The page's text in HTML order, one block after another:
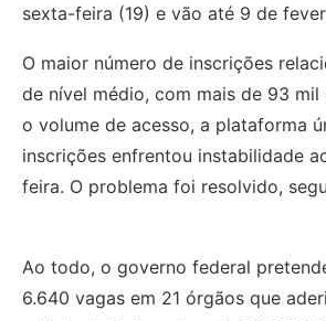
sexta-feira (19) e vão até 9 de
O maior número de inscrições
de nível médio, com mais de 93 mil
o volume de acesso, a plataforma
inscrições enfrentou instabilidade
feira. O problema foi resolvido,
Ao todo, o governo federal
6.640 vagas em 21 órgãos que